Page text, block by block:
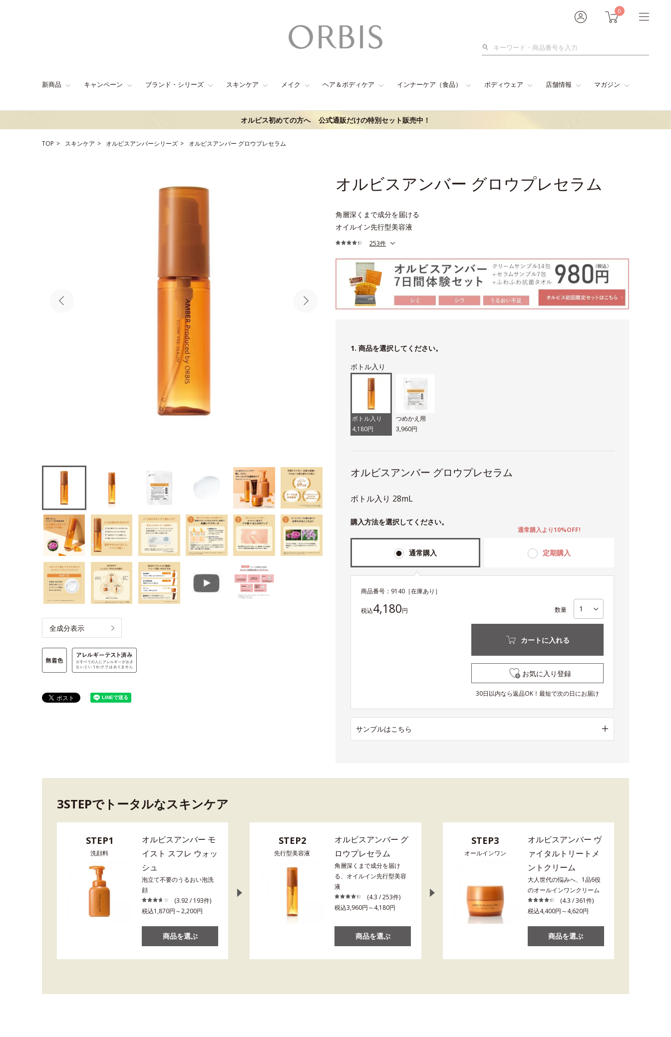
0
検
新商品 キャンペーン ブランド・シリーズ スキンケア メイク ヘア＆ボディケア インナーケア（食品） ボディウェア 店舗情報 マガジン
オルビス初めての方へ 公式通販だけの特別セット販売中！
TOP スキンケア オルビスアンバーシリーズ オルビスアンバー グロウプレセラム
オルビスアンバー グロウプレセラム
角層深くまで成分を届ける
オイルイン先行型美容液
253件
全成分表示
1. 商品を選択してください。
ボトル入り
ボトル入り
4,180円
つめかえ用
3,960円
オルビスアンバー グロウプレセラム
ボトル入り 28mL
購入方法を選択してください。
通常購入 定期購入
通常購入より10%OFF!
商品番号： 9140 ［在庫あり］
税込4,180円 数量
カートに入れる
お気に入り登録
30日以内なら返品OK！最短で次の日にお届け
サンプルはこちら
3STEPでトータルなスキンケア
STEP1
洗顔料
オルビスアンバー モ
イスト スフレ ウォッ
シュ
泡立て不要のうるおい泡洗
顔
(3.92 / 193件)
税込1,870円～2,200円
商品を選ぶ
STEP2
先行型美容液
オルビスアンバー グ
ロウプレセラム
角層深くまで成分を届け
る、オイルイン先行型美容
液
(4.3 / 253件)
税込3,960円～4,180円
商品を選ぶ
STEP3
オールインワン
オルビスアンバー ヴ
ァイタルトリートメ
ントクリーム
大人世代の悩みへ、1品6役
のオールインワンクリーム
(4.3 / 361件)
税込4,400円～4,620円
商品を選ぶ